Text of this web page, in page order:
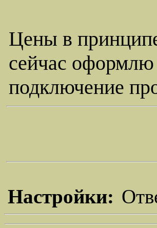
Цены в
сейчас оформлю
подключение
Настройки: